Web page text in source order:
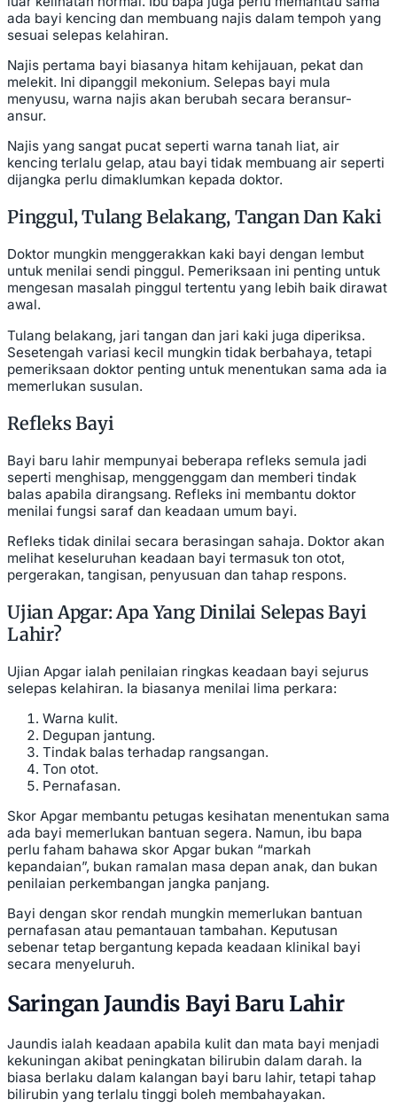
ada bayi kencing dan membuang najis dalam tempoh yang
sesuai selepas kelahiran.
Najis pertama bayi biasanya hitam kehijauan, pekat dan
melekit. Ini dipanggil mekonium. Selepas bayi mula
menyusu, warna najis akan berubah secara beransur-
ansur.
Najis yang sangat pucat seperti warna tanah liat, air
kencing terlalu gelap, atau bayi tidak membuang air seperti
dijangka perlu dimaklumkan kepada doktor.
Pinggul, Tulang Belakang, Tangan Dan Kaki
Doktor mungkin menggerakkan kaki bayi dengan lembut
untuk menilai sendi pinggul. Pemeriksaan ini penting untuk
mengesan masalah pinggul tertentu yang lebih baik dirawat
awal.
Tulang belakang, jari tangan dan jari kaki juga diperiksa.
Sesetengah variasi kecil mungkin tidak berbahaya, tetapi
pemeriksaan doktor penting untuk menentukan sama ada ia
memerlukan susulan.
Refleks Bayi
Bayi baru lahir mempunyai beberapa refleks semula jadi
seperti menghisap, menggenggam dan memberi tindak
balas apabila dirangsang. Refleks ini membantu doktor
menilai fungsi saraf dan keadaan umum bayi.
Refleks tidak dinilai secara berasingan sahaja. Doktor akan
melihat keseluruhan keadaan bayi termasuk ton otot,
pergerakan, tangisan, penyusuan dan tahap respons.
Ujian Apgar: Apa Yang Dinilai Selepas Bayi
Lahir?
Ujian Apgar ialah penilaian ringkas keadaan bayi sejurus
selepas kelahiran. Ia biasanya menilai lima perkara:
Warna kulit.
Degupan jantung.
Tindak balas terhadap rangsangan.
Ton otot.
Pernafasan.
Skor Apgar membantu petugas kesihatan menentukan sama
ada bayi memerlukan bantuan segera. Namun, ibu bapa
perlu faham bahawa skor Apgar bukan “markah
kepandaian”, bukan ramalan masa depan anak, dan bukan
penilaian perkembangan jangka panjang.
Bayi dengan skor rendah mungkin memerlukan bantuan
pernafasan atau pemantauan tambahan. Keputusan
sebenar tetap bergantung kepada keadaan klinikal bayi
secara menyeluruh.
Saringan Jaundis Bayi Baru Lahir
Jaundis ialah keadaan apabila kulit dan mata bayi menjadi
kekuningan akibat peningkatan bilirubin dalam darah. Ia
biasa berlaku dalam kalangan bayi baru lahir, tetapi tahap
bilirubin yang terlalu tinggi boleh membahayakan.